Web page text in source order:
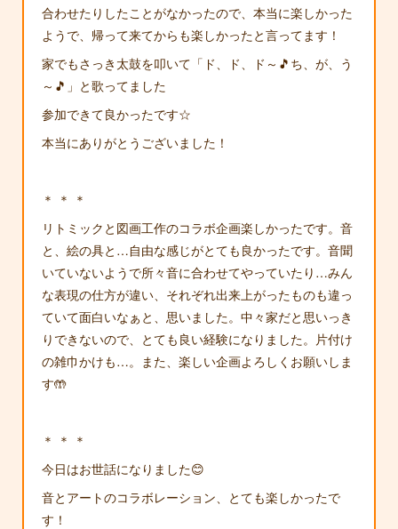
合わせたりしたことがなかったので、本当に楽しかった
ようで、帰って来てからも楽しかったと言ってます！
家でもさっき太鼓を叩いて「ド、ド、ド～🎵ち、が、う
～🎵」と歌ってました
参加できて良かったです☆
本当にありがとうございました！
＊ ＊ ＊
リトミックと図画工作のコラボ企画楽しかったです。音
と、絵の具と…自由な感じがとても良かったです。音聞
いていないようで所々音に合わせてやっていたり…みん
な表現の仕方が違い、それぞれ出来上がったものも違っ
ていて面白いなぁと、思いました。中々家だと思いっき
りできないので、とても良い経験になりました。片付け
の雑巾かけも…。また、楽しい企画よろしくお願いしま
す🤲
＊ ＊ ＊
今日はお世話になりました😊
音とアートのコラボレーション、とても楽しかったで
す！